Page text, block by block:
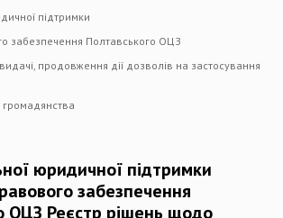
підтримки
забезпечення Полтавського ОЦЗ
продовження дії дозволів на застосування
громадянства
юридичної підтримки
забезпечення
ОЦЗ Реєстр рішень щодо